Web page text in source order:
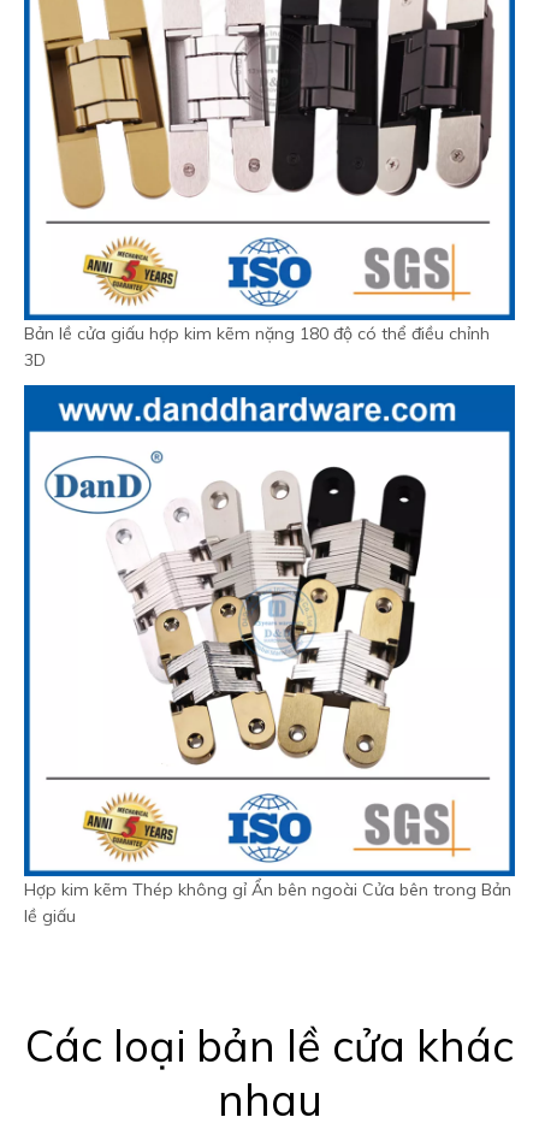
Bản lề cửa giấu hợp kim kẽm nặng 180 độ có thể điều chỉnh
3D
Hợp kim kẽm Thép không gỉ Ẩn bên ngoài Cửa bên trong Bản
lề giấu
Các loại bản lề cửa khác
nhau